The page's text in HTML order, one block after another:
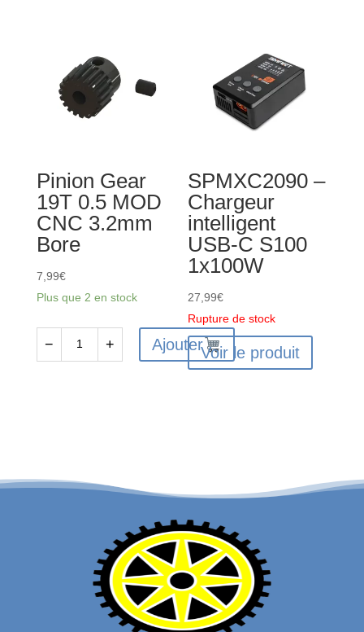
3.2mm
Pinion Gear
19T 0.5 MOD
CNC 3.2mm
Bore
7,99€
Plus que 2 en stock
MOD
− + Ajouter
SPMXC2090 –
Chargeur
intelligent
USB-C S100
1x100W
27,99€
Rupture de stock
Voir le produit